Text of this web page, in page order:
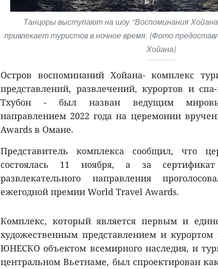
Танцоры выступают на шоу “Воспоминания
привлекает туристов в ночное время. (Фото
Хойана)
Остров воспоминаний Хойана- комплекс
представлений, развлечений, курортов и
Тхубон - был назван ведущим
направлением 2022 года на церемонии
Awards в Омане.
Представитель комплекса сообщил, что
состоялась 11 ноября, а за
развлекательного направления
ежегодной премии World Travel Awards.
Комплекс, который является первым и
художественным представлением и
ЮНЕСКО объектом всемирного наследия, и
центральном Вьетнаме, был спроектирован